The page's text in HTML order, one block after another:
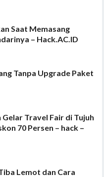
Saat Memasang
– Hack.AC.ID
Tanpa Upgrade Paket
Travel Fair di Tujuh
70 Persen – hack –
Lemot dan Cara